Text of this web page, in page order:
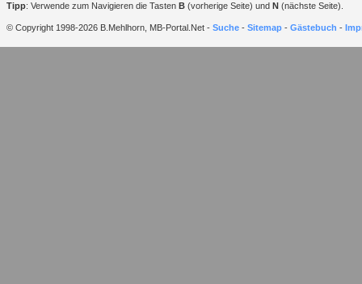
Tipp: Verwende zum Navigieren die Tasten B (vorherige Seite) und N (nächste Seite).
© Copyright 1998-2026 B.Mehlhorn, MB-Portal.Net - Suche - Sitemap - Gästebuch -